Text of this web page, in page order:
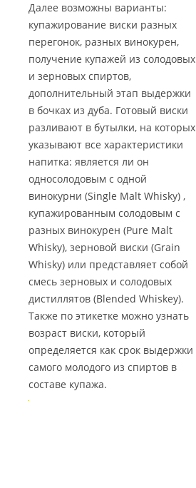
Далее возможны варианты:
купажирование виски разных
перегонок, разных винокурен,
получение купажей из солодовых
и зерновых спиртов,
дополнительный этап выдержки
в бочках из дуба. Готовый виски
разливают в бутылки, на которых
указывают все характеристики
напитка: является ли он
односолодовым с одной
винокурни (Single Malt Whisky) ,
купажированным солодовым с
разных винокурен (Pure Malt
Whisky), зерновой виски (Grain
Whisky) или представляет собой
смесь зерновых и солодовых
дистиллятов (Blended Whiskey).
Также по этикетке можно узнать
возраст виски, который
определяется как срок выдержки
самого молодого из спиртов в
составе купажа.